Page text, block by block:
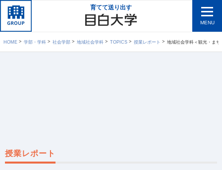
育てて送り出す
MENU
HOME 学部・学科 社会学部 地域社会学科 TOPICS 授業レポート 地域社会学科＜観光・まちづくりコース＞現場接続
授業レポート